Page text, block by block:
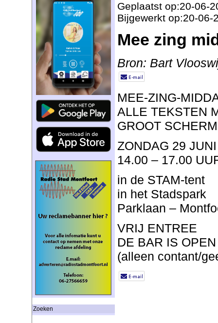
Zoeken
Geplaatst op:20-06-
Bijgewerkt op:20-06-
Mee zing
Bron: Bart
MEE-ZING-
ALLE TEKSTEN
GROOT SCHERM
ZONDAG 29 JUNI
14.00 – 17.00
in de STAM-tent
in het Stadspark
Parklaan –
VRIJ ENTREE
DE BAR IS OPEN
(alleen contant/